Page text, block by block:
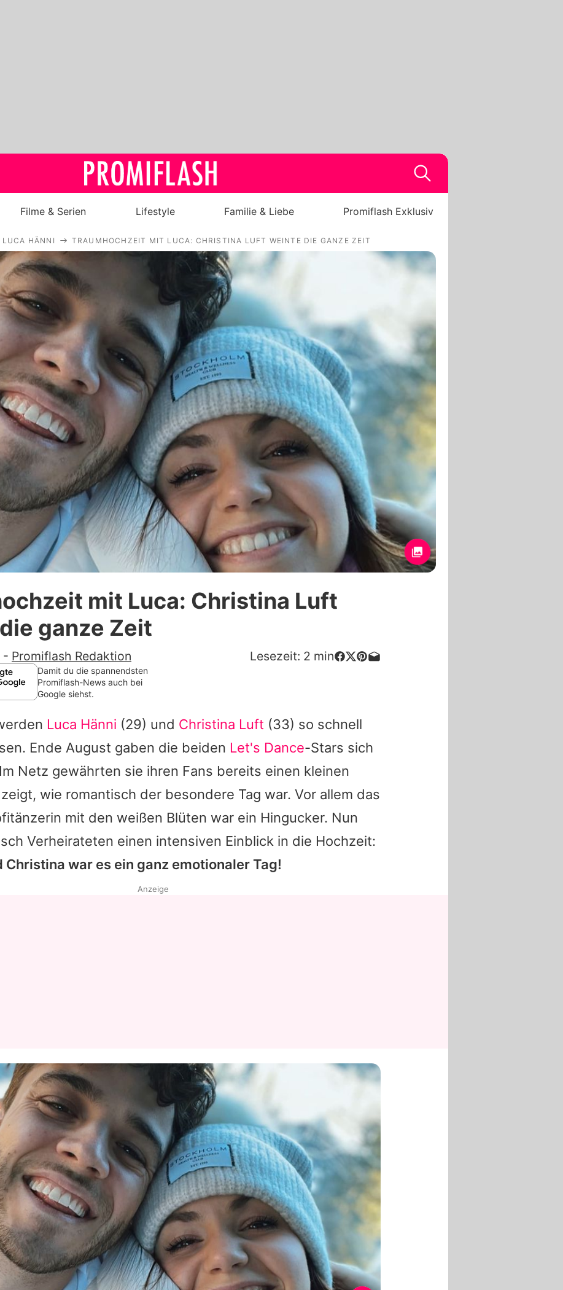
Royals
Stars
Lifestyle
Familie & Liebe
Promiflash Exklusiv
Alle Themen auf Promiflash
Jobs
App runterladen
Team
Redaktionelle Richtlinien
Impressum
Datenschutzerklärung
Nutzungsbedingungen
Utiq verwalten
Filme & Serien Lifestyle Familie & Liebe Promiflash Exklusiv
LUCA HÄNNI TRAUMHOCHZEIT MIT LUCA: CHRISTINA LUFT WEINTE DIE GANZE ZEIT
mit Luca: Christina Luft
ganze Zeit
- Promiflash Redaktion Lesezeit: 2 min
Damit du die spannendsten
Promiflash-News auch bei
Google siehst.
Luca Hänni (29) und Christina Luft (33) so schnell
Ende August gaben die beiden Let's Dance-Stars sich
Netz gewährten sie ihren Fans bereits einen kleinen
wie romantisch der besondere Tag war. Vor allem das
mit den weißen Blüten war ein Hingucker. Nun
Verheirateten einen intensiven Einblick in die Hochzeit:
Christina war es ein ganz emotionaler Tag!
Anzeige